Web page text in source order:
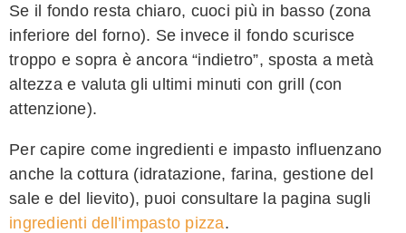
Se il fondo resta chiaro, cuoci più in basso (zona
inferiore del forno). Se invece il fondo scurisce
troppo e sopra è ancora “indietro”, sposta a metà
altezza e valuta gli ultimi minuti con grill (con
attenzione).
Per capire come ingredienti e impasto influenzano
anche la cottura (idratazione, farina, gestione del
sale e del lievito), puoi consultare la pagina sugli
ingredienti dell’impasto pizza.